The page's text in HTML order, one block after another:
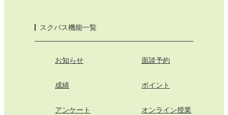
スクパス機能一覧
お知らせ 面談予約
成績 ポイント
アンケート オンライン授業